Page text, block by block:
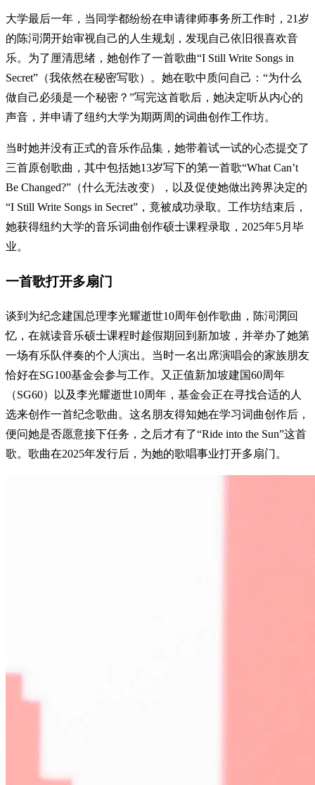
大学最后一年，当同学都纷纷在申请律师事务所工作时，21岁
的陈泀潣开始审视自己的人生规划，发现自己依旧很喜欢音
乐。为了厘清思绪，她创作了一首歌曲“I Still Write Songs in
Secret”（我依然在秘密写歌）。她在歌中质问自己：“为什么
做自己必须是一个秘密？”写完这首歌后，她决定听从内心的
声音，并申请了纽约大学为期两周的词曲创作工作坊。
当时她并没有正式的音乐作品集，她带着试一试的心态提交了
三首原创歌曲，其中包括她13岁写下的第一首歌“What Can’t
Be Changed?”（什么无法改变），以及促使她做出跨界决定的
“I Still Write Songs in Secret”，竟被成功录取。工作坊结束后，
她获得纽约大学的音乐词曲创作硕士课程录取，2025年5月毕
业。
一首歌打开多扇门
谈到为纪念建国总理李光耀逝世10周年创作歌曲，陈泀潣回
忆，在就读音乐硕士课程时趁假期回到新加坡，并举办了她第
一场有乐队伴奏的个人演出。当时一名出席演唱会的家族朋友
恰好在SG100基金会参与工作。又正值新加坡建国60周年
（SG60）以及李光耀逝世10周年，基金会正在寻找合适的人
选来创作一首纪念歌曲。这名朋友得知她在学习词曲创作后，
便问她是否愿意接下任务，之后才有了“Ride into the Sun”这首
歌。歌曲在2025年发行后，为她的歌唱事业打开多扇门。